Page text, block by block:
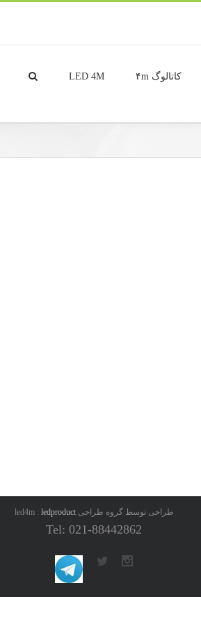
کاتالوگ ۴m LED 4M
طراحی توسط گروه طراحی led4m :ledproduct
Tel: 021-88442862